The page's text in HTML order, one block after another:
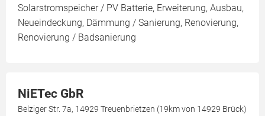
Solarstromspeicher / PV Batterie, Erweiterung, Ausbau,
Neueindeckung, Dämmung / Sanierung, Renovierung,
Renovierung / Badsanierung
NiETec GbR
Belziger Str. 7a, 14929 Treuenbrietzen (19km von 14929 Brück)